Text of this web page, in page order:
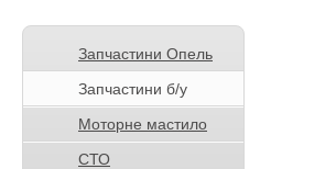
Запчастини Опель
Запчастини б/у
Моторне мастило
СТО